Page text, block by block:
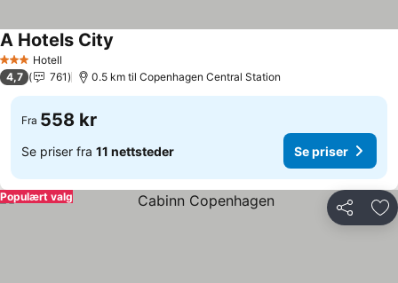
3 StjernerHotell
A Hotels City
4,7 761 0.5 km til Copenhagen Central Station
Fra 558 kr
Se priser fra 11 nettsteder Se priser
Del
Populært valg